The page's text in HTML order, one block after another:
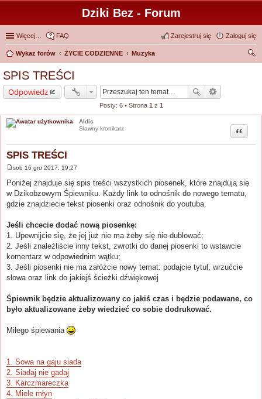
Dziki Bez - Forum
Więcej… FAQ Zaloguj się
Zarejestruj się
Wykaz forów ŻYCIE CODZIENNE
Muzyka
SPIS TREŚCI
Odpowiedz
Posty: 6 • Strona 1 z 1
Aldis
Sławny kronikarz
SPIS TREŚCI
Cytuj
s
sob 16 gru 2017, 19:27
Poniżej znajduje się spis treści wszystkich piosenek, które znajdują się
w Dzikobzowym Śpiewniku. Każdy link to odnośnik do nowego tematu,
gdzie znajdziecie tekst piosenki oraz odnośnik do youtuba.
Jeśli chcecie dodać nową piosenkę:
1. Upewnijcie się, że jej już nie ma żeby się nie dublować;
2. Jeśli znaleźliście inny tekst, zwrotki do danej piosenki to wstawcie
komentarz w odpowiednim wątku;
3. Jeśli piosenki nie ma załóżcie nowy temat: podajcie tytuł, wrzućcie
słowa oraz link do jakiejś ścieżki dźwiękowej
Śpiewnik będzie aktualizowany co jakiś czas i będzie podawane, co
było aktualizowane żeby wiedzieć co sobie dodrukować.
Miłego śpiewania
1. Sowa na gaju siada
2. Siadaj nie gadaj
3. Karczmareczka
4. Miele młyn